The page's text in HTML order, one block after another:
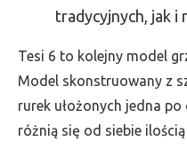
-
wys.
300,
szer.
90,
tradycyjnych, jak i
Tesi 6 to kolejny model
Model skonstruowany z
rurek ułożonych jedna
różnią się od siebie